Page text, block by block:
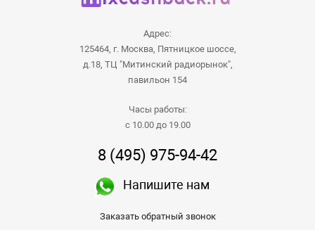
Адрес:
125464, г. Москва, Пятницкое шоссе,
д.18, ТЦ "Митинский радиорынок",
павильон 154
Часы работы:
с 10.00 до 19.00
8 (495) 975-94-42
Напишите нам
Заказать обратный звонок